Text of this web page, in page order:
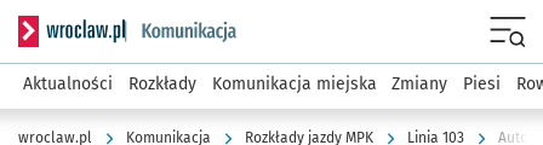
Serwis informacyjny wroclaw.pl podserwis: Komunikacja
Aktualności Rozkłady Komunikacja miejska Zmiany Piesi
wroclaw.pl Komunikacja Rozkłady jazdy MPK Linia 103